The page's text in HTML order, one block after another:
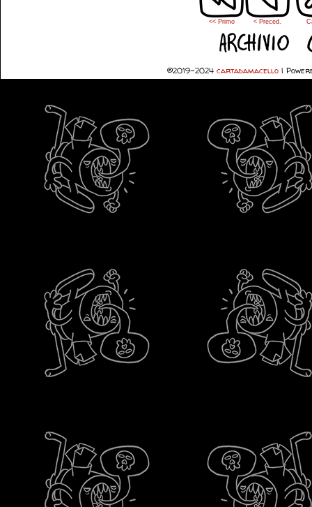
<< Primo < Preced.
©2019-2024 cartadamacello |